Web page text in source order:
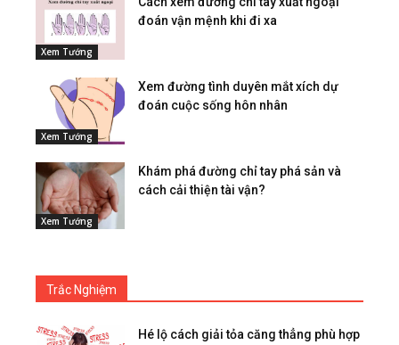
Xem Tướng
đoán vận mệnh khi đi xa
Xem Tướng
Xem đường tình duyên mắt xích dự
đoán cuộc sống hôn nhân
Xem Tướng
Khám phá đường chỉ tay phá sản và
cách cải thiện tài vận?
Trắc Nghiệm
Hé lộ cách giải tỏa căng thẳng phù hợp